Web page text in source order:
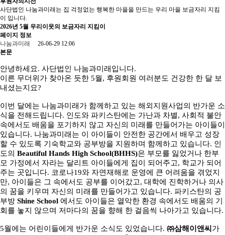
사단법인 나눔과미래는 집 걱정없는 행복한 마을을 만드는 우리 마을 보금자리 지킴
이 입니다.
2026년 5월 우리이웃의 보금자리 지킴이
페이지 정보
나눔과미래
26-06-29 12:06
본문
안녕하세요. 사단법인 나눔과미래입니다.
이른 무더위가 찾아온 듯한 5월, 후원회원 여러분도 건강한 한 달 보
내셨는지요?
이번 달에는 나눔과미래가 함께하고 있는 해외지원사업의 반가운 소
식을 전해드립니다. 인도와 파키스탄에는 가난과 차별, 사회적 불안
속에서도 배움을 포기하지 않고 자신의 미래를 만들어가는 아이들이
있습니다. 나눔과미래는 이 아이들이 안전한 공간에서 배우고 성장
할 수 있도록 기숙학교와 공부방을 지원하며 함께하고 있습니다. 인
도의 Beautiful Hands High School(BHHS)은 부모를 잃었거나 한부
모 가정에서 자라는 달리트 아이들에게 집이 되어주고, 학교가 되어
주는 곳입니다. 코로나19와 자연재해로 운영에 큰 어려움을 겪었지
만, 아이들은 그 속에서도 공부를 이어갔고, 대학에 진학하거나 의사
의 꿈을 키우며 자신의 미래를 만들어가고 있습니다. 파키스탄의 공
부방 Shine School 에서도 아이들은 열악한 환경 속에서도 배움의 기
회를 놓지 않으며 저마다의 꿈을 향해 한 걸음씩 나아가고 있습니다.
5월에는 어린이들에게 반가운 소식도 있었습니다. ㈜삼해이앤씨 가